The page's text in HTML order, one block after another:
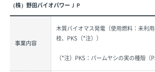
（株）野田バイオパワーＪＰ
事業内容
木質バイオマス発電（使用燃料：未利
枝、PKS（*注））
（*注）PKS：パームヤシの実の種殻（